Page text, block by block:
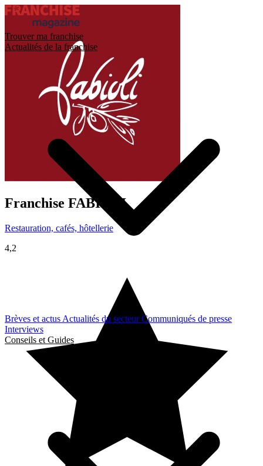
Trouver ma franchise
Actualités de la franchise
Brèves et actus Actualités du secteurCommuniqués de presse
Interviews
Conseils et Guides
Franchise FABIOLI
Restauration, cafés, hôtellerie
4,2